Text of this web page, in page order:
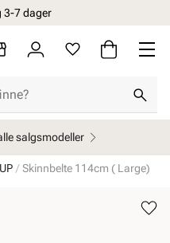
3-7 dager
salgsmodeller
Skinnbelte 114cm ( Large)